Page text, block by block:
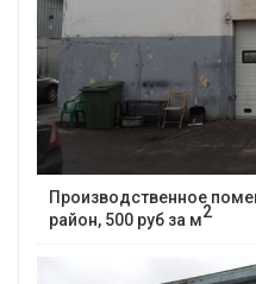
Производственное
район, 500 руб за м2